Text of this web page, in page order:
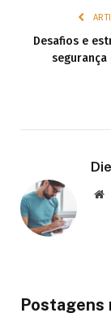
Desafios e
segurança
Postagens